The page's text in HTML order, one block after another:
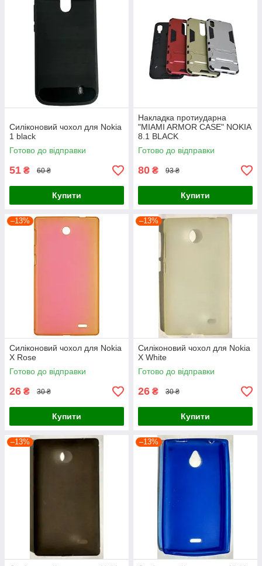
Силіконовий чохол для Nokia
1 black
Готово до відправки
51 ₴ 60 ₴
Купити
Накладка протиударна
"MIAMI ARMOR CASE" NOKIA
8.1 BLACK
Готово до відправки
80 ₴ 93 ₴
Купити
–13%
Силіконовий чохол для Nokia
X Rose
Готово до відправки
26 ₴ 30 ₴
Купити
–13%
Силіконовий чохол для Nokia
X White
Готово до відправки
26 ₴ 30 ₴
Купити
–13% –13%